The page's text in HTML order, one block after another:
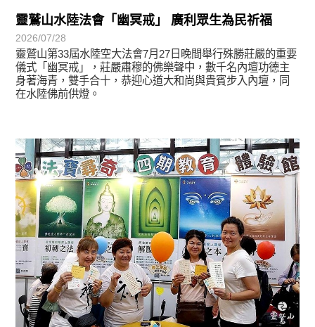
靈鷲山水陸法會「幽冥戒」 廣利眾生為民祈福
2026/07/28
靈鷲山第33屆水陸空大法會7月27日晚間舉行殊勝莊嚴的重要
儀式「幽冥戒」，莊嚴肅穆的佛樂聲中，數千名內壇功德主
身著海青，雙手合十，恭迎心道大和尚與貴賓步入內壇，同
在水陸佛前供燈。
學習分享